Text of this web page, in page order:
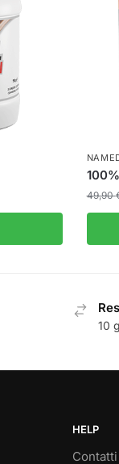
49,90
10
HELP
Contatti